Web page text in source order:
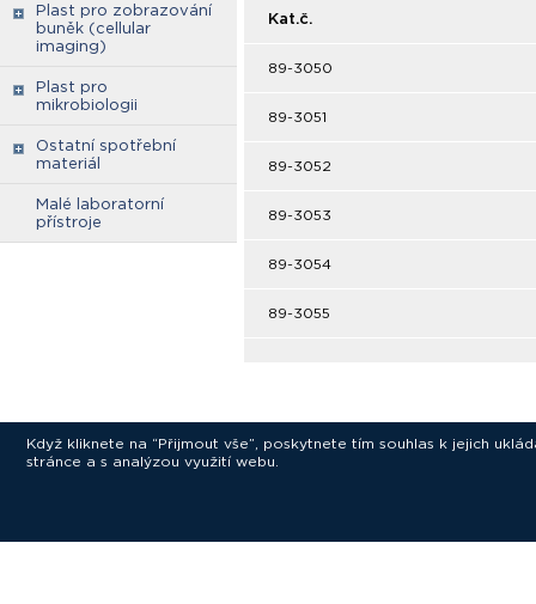
Plast pro zobrazování
buněk (cellular
imaging)
Plast pro
mikrobiologii
Ostatní spotřební
materiál
Malé laboratorní
přístroje
Kat.č.
89-3050
89-3051
89-3052
89-3053
89-3054
89-3055
Když kliknete na “Přijmout vše”, poskytnete tím souhlas k jejich
stránce a s analýzou využití webu.